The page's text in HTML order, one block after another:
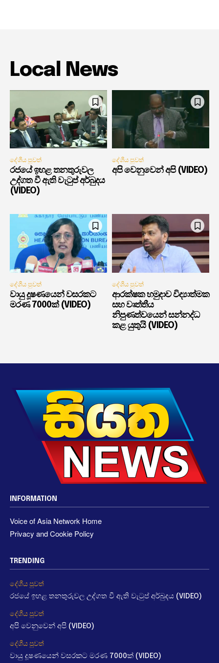
Local News
දේශීය පුවත්
රජයේ ඉහළ තනතුරුවල
උද්ගත වී ඇති වැටුප් අර්බුදය
(VIDEO)
දේශීය පුවත්
අපි වෙනුවෙන් අපි (VIDEO)
දේශීය පුවත්
වායු දූෂණයෙන් වසරකට
මරණ 7000ක් (VIDEO)
දේශීය පුවත්
ආරක්ෂක හමුදාව විද්‍යාත්මක
සහ වෘත්තීය
නිපුණත්වයෙන් සන්නද්ධ
කළ යුතුයි (VIDEO)
INFORMATION
Voice of Asia Network Home
Privacy and Cookie Policy
TRENDING
දේශීය පුවත්
රජයේ ඉහළ තනතුරුවල උද්ගත වී ඇති වැටුප් අර්බුදය (VIDEO)
දේශීය පුවත්
අපි වෙනුවෙන් අපි (VIDEO)
දේශීය පුවත්
වායු දූෂණයෙන් වසරකට මරණ 7000ක් (VIDEO)